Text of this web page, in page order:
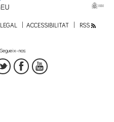
ACCESSIBILITAT RSS
Segueix-nos: